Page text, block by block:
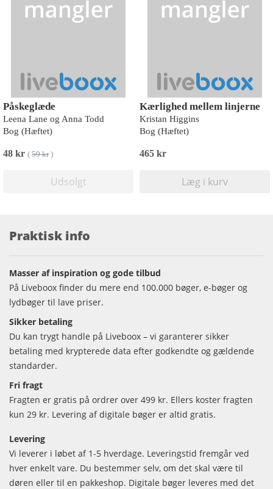
Påskeglæde
Leena Lane og Anna Todd
Bog (Hæftet)
48 kr ( 59 kr)
Udsolgt
Kærlighed mellem linjerne
Kristan Higgins
Bog (Hæftet)
465 kr
Læg i kurv
Praktisk info
Masser af inspiration og gode tilbud
På Liveboox finder du mere end 100.000 bøger, e-bøger og
lydbøger til lave priser.
Sikker betaling
Du kan trygt handle på Liveboox – vi garanterer sikker
betaling med krypterede data efter godkendte og gældende
standarder.
Fri fragt
Fragten er gratis på ordrer over 499 kr. Ellers koster fragten
kun 29 kr. Levering af digitale bøger er altid gratis.
Levering
Vi leverer i løbet af 1-5 hverdage. Leveringstid fremgår ved
hver enkelt vare. Du bestemmer selv, om det skal være til
døren eller til en pakkeshop. Digitale bøger leveres med det